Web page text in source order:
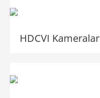
HDCVI Kameralar